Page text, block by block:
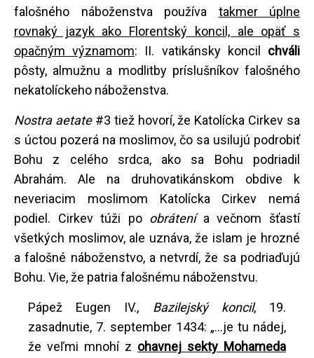
falošného náboženstva používa takmer úplne
rovnaký jazyk ako Florentský koncil, ale opäť s
opačným významom: II. vatikánsky koncil chváli
pôsty, almužnu a modlitby príslušníkov falošného
nekatolíckeho náboženstva.
Nostra aetate#3 tiež hovorí, že Katolícka Cirkev sa
s úctou pozerá na moslimov, čo sa usilujú podrobiť
Bohu z celého srdca, ako sa Bohu podriadil
Abrahám. Ale na druhovatikánskom obdive k
neveriacim moslimom Katolícka Cirkev nemá
podiel. Cirkev túži po obrátenía večnom šťastí
všetkých moslimov, ale uznáva, že islam je hrozné
a falošné náboženstvo, a netvrdí, že sa podriaďujú
Bohu. Vie, že patria falošnému náboženstvu.
Pápež Eugen IV., Bazilejský koncil, 19.
zasadnutie, 7. september 1434: „...je tu nádej,
že veľmi mnohí z ohavnej sekty Mohameda